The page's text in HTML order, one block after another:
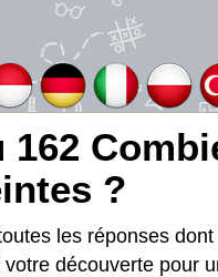
162
?
les réponses
découverte pour